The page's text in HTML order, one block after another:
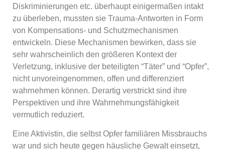
Diskriminierungen etc. überhaupt einigermaßen intakt
zu überleben, mussten sie Trauma-Antworten in Form
von Kompensations- und Schutzmechanismen
entwickeln. Diese Mechanismen bewirken, dass sie
sehr wahrscheinlich den größeren Kontext der
Verletzung, inklusive der beteiligten “Täter” und “Opfer”,
nicht unvoreingenommen, offen und differenziert
wahrnehmen können. Derartig verstrickt sind ihre
Perspektiven und ihre Wahrnehmungsfähigkeit
vermutlich reduziert.
Eine Aktivistin, die selbst Opfer familiären Missbrauchs
war und sich heute gegen häusliche Gewalt einsetzt,